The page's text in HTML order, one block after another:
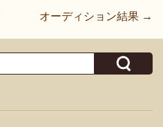
オーディション結果 →